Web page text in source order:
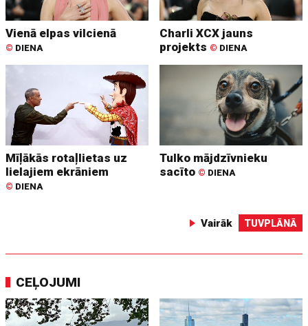
Vienā elpas vilcienā
© DIENA
Charli XCX jauns
projekts © DIENA
Mīļākās rotaļlietas uz
lielajiem ekrāniem
© DIENA
Tulko mājdzīvnieku
sacīto © DIENA
Vairāk TUVPLĀNĀ
CEĻOJUMI